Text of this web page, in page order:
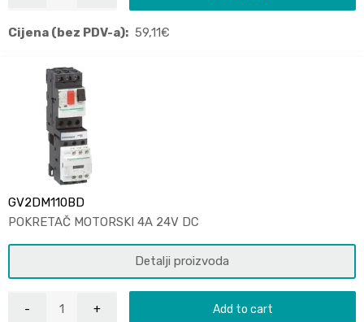
Cijena (bez PDV-a): 59,11€
GV2DM110BD
POKRETAČ MOTORSKI 4A 24V DC
Detalji proizvoda
Add to cart